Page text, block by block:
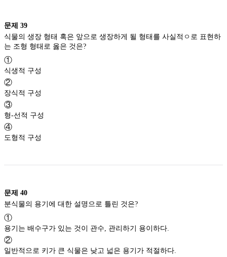
문제 39
식물의 생장 형태 혹은 앞으로 생장하게 될 형태를 사실적ㅇ로 표현하
①
식생적 구성
②
장식적 구성
③
형-선적 구성
④
도형적 구성
문제 40
①
용기는 배수구가 있는 것이 관수, 관리하기 용이하다.
②
일반적으로 키가 큰 식물은 낮고 넓은 용기가 적절하다.